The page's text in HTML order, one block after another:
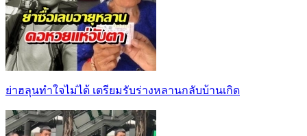
ย่าฮลุนทำใจไม่ได้ เตรียมรับร่างหลานกลับบ้านเกิด